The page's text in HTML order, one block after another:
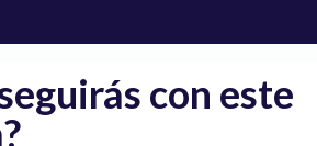
con este